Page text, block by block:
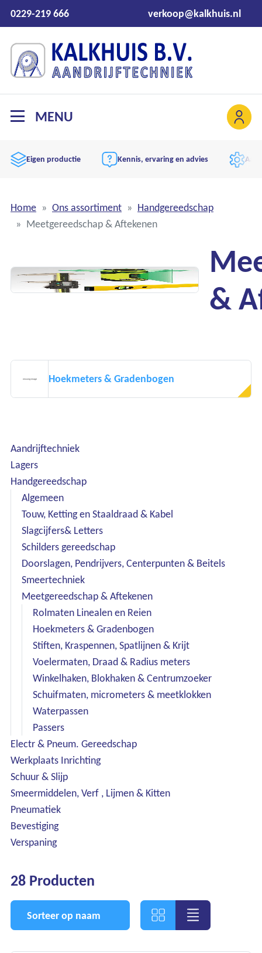
0229-219 666 verkoop@kalkhuis.nl
MENU
Eigen productie Kennis, ervaring en advies
Home Ons assortiment
Handgereedschap
Meetgereedschap & Aftekenen
&
Hoekmeters & Gradenbogen
Aandrijftechniek
Lagers
Handgereedschap
Algemeen
Touw, Ketting en Staaldraad & Kabel
Slagcijfers& Letters
Schilders gereedschap
Doorslagen, Pendrijvers, Centerpunten & Beitels
Smeertechniek
Meetgereedschap & Aftekenen
Rolmaten Linealen en Reien
Hoekmeters & Gradenbogen
Stiften, Kraspennen, Spatlijnen & Krijt
Voelermaten, Draad & Radius meters
Winkelhaken, Blokhaken & Centrumzoeker
Schuifmaten, micrometers & meetklokken
Waterpassen
Passers
Electr & Pneum. Gereedschap
Werkplaats Inrichting
Schuur & Slijp
Smeermiddelen, Verf , Lijmen & Kitten
Pneumatiek
Bevestiging
Verspaning
28 Producten
Sorteer op naam